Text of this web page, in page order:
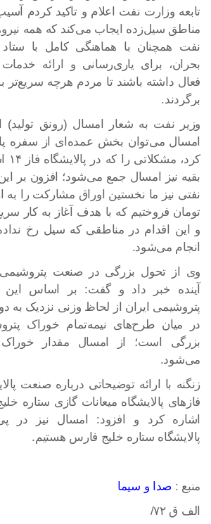
تابعه وزارت نفت اعلام و تاکید کردم
مناطق سیل‌زده ایجاب می‌کند که همه
نفت همچنان با هماهنگی کامل با
بحران، برای یاری‌رسانی و ارائه
فعال داشته باشند تا مردم هرچه سریع‌تر
برگردند.
وزیر نفت به شعار امسال (رونق تولید)
امسال می‌توان بخش عمده‌ای از سفره
بقیه نیز امسال جمع می‌شود؛ افزون بر
تومان فروختیم که با هدف آغاز به کار
و این اقدام در مناطقی که سیل رخ
انجام می‌شود.
وی از تحول بزرگی در صنعت
آینده خبر داد و گفت: بر اساس این
پتروشیمی ایران از لحاظ وزنی نزدیک به
در میان طرح‌های نیمه‌تمام خوراک
بزرگی است؛ از امسال مقدار
می‌شود.
زنگنه با ارائه توضیحاتی درباره صنعت
اشاره کرد و افزود: امسال نیز در
پالایشگاه ستاره خلیج فارس هستیم.
منبع : صدا و سیما
الف ق ۷۲/